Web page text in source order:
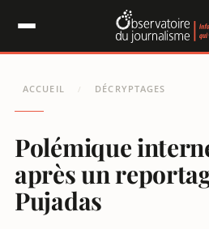
ACCUEIL / DÉCRYPTAGES
Polémique
après un
Pujadas
Panneau de gestion des cookies